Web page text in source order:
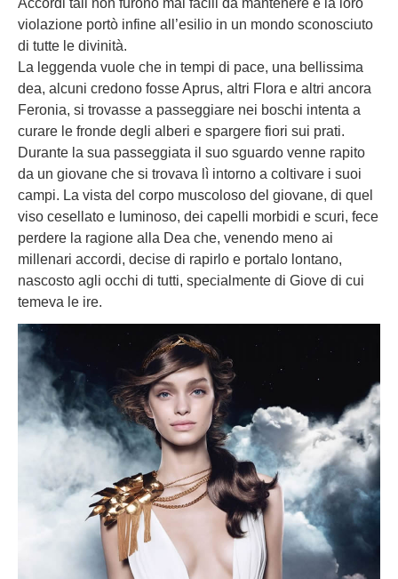
violazione portò infine all’esilio in un mondo sconosciuto
di tutte le divinità.
La leggenda vuole che in tempi di pace, una bellissima
dea, alcuni credono fosse Aprus, altri Flora e altri ancora
Feronia, si trovasse a passeggiare nei boschi intenta a
curare le fronde degli alberi e spargere fiori sui prati.
Durante la sua passeggiata il suo sguardo venne rapito
da un giovane che si trovava lì intorno a coltivare i suoi
campi. La vista del corpo muscoloso del giovane, di quel
viso cesellato e luminoso, dei capelli morbidi e scuri, fece
perdere la ragione alla Dea che, venendo meno ai
millenari accordi, decise di rapirlo e portalo lontano,
nascosto agli occhi di tutti, specialmente di Giove di cui
temeva le ire.